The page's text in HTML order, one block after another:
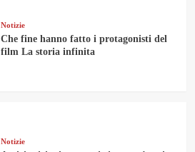
Notizie
Che fine hanno fatto i protagonisti del
film La storia infinita
Notizie